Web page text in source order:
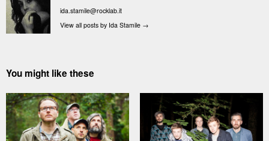
ida.stamile@rocklab.it
View all posts by Ida Stamile →
You might like these